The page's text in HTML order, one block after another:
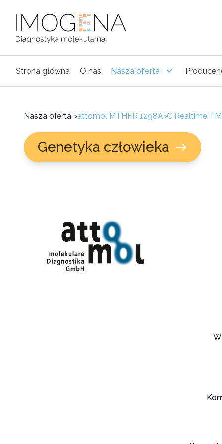
Strona główna O nas Nasza oferta
Nasza oferta >attomol MTHFR 1298A>C Realtime
Genetyka człowieka